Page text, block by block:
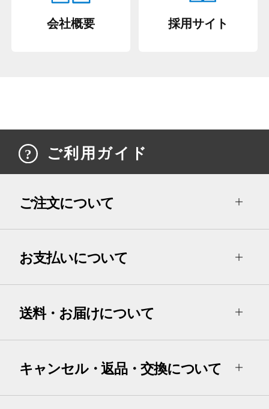
会社概要 採用サイト
ご利用ガイド
ご注文について
お支払いについて
送料・お届けについて
キャンセル・返品・交換について